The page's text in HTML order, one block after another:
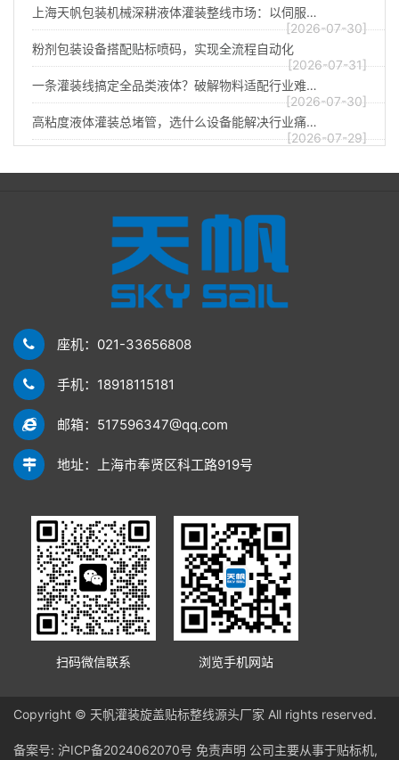
上海天帆包装机械深耕液体灌装整线市场：以伺服…
[2026-07-30]
粉剂包装设备搭配贴标喷码，实现全流程自动化
[2026-07-31]
一条灌装线搞定全品类液体？破解物料适配行业难…
[2026-07-30]
高粘度液体灌装总堵管，选什么设备能解决行业痛…
[2026-07-29]
座机：021-33656808
手机：18918115181
邮箱：517596347@qq.com
地址：上海市奉贤区科工路919号
扫码微信联系 浏览手机网站
Copyright © 天帆灌装旋盖贴标整线源头厂家 All rights reserved.
备案号: 沪ICP备2024062070号 免责声明 公司主要从事于贴标机,